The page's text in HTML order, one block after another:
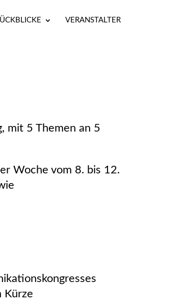
VERANSTALTER
mit 5 Themen an 5
Woche vom 8. bis 12.
Kürze